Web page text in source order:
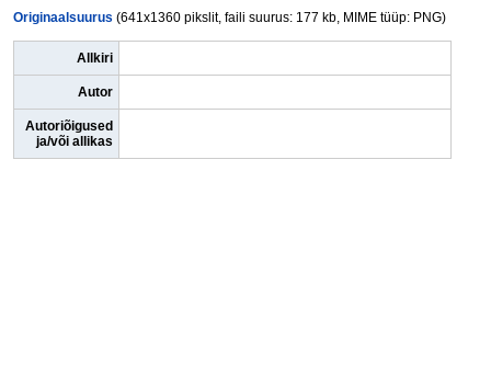
Originaalsuurus (641x1360 pikslit, faili suurus: 177 kb, MIME tüüp: PNG)
Allkiri
Autor
Autoriõigused
ja/või allikas